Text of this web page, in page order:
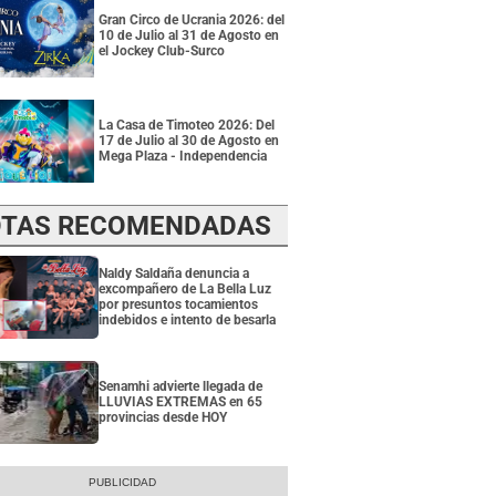
Gran Circo de Ucrania 2026: del
10 de Julio al 31 de Agosto en
el Jockey Club-Surco
La Casa de Timoteo 2026: Del
17 de Julio al 30 de Agosto en
Mega Plaza - Independencia
RECOMENDADAS
Naldy Saldaña denuncia a
excompañero de La Bella Luz
por presuntos tocamientos
indebidos e intento de besarla
Senamhi advierte llegada de
LLUVIAS EXTREMAS en 65
provincias desde HOY